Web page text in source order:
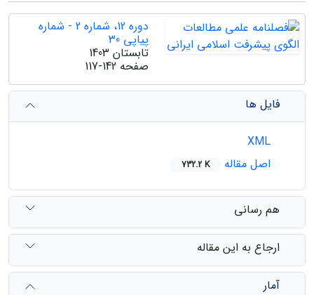
دوره 12، شماره 2 - شماره
پیاپی 30
تابستان 1403
صفحه 117-142
فایل ها
اصل مقاله
732.2 K
هم رسانی
ارجاع به این مقاله
آمار